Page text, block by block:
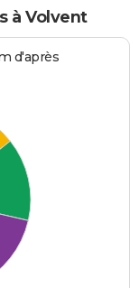
à Volvent
d'après